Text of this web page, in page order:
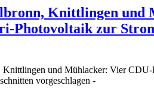
Knittlingen und
Photovoltaik zur